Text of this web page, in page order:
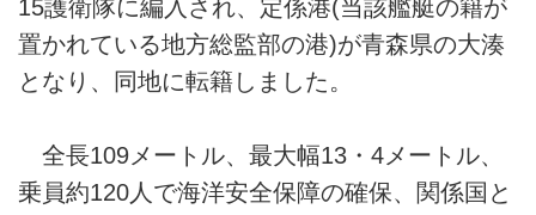
15護衛隊に編入され、定係港(当該艦艇の籍が
置かれている地方総監部の港)が青森県の大湊
となり、同地に転籍しました。
全長109メートル、最大幅13・4メートル、
乗員約120人で海洋安全保障の確保、関係国と